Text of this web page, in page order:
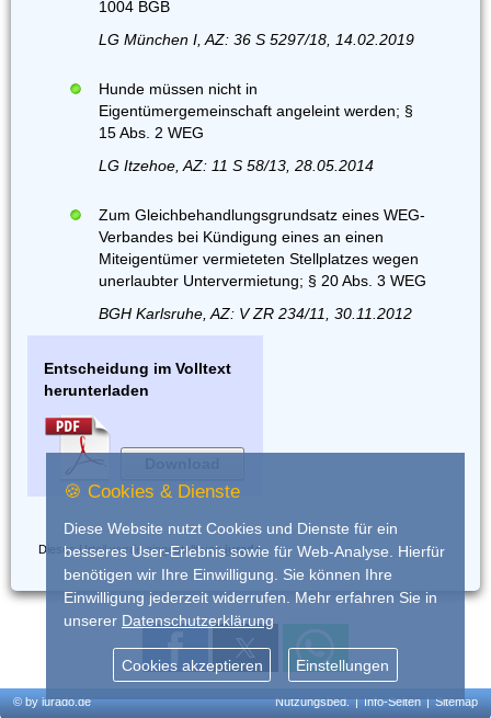
1004 BGB
LG München I, AZ: 36 S 5297/18, 14.02.2019
Hunde müssen nicht in
Eigentümergemeinschaft angeleint werden; §
15 Abs. 2 WEG
LG Itzehoe, AZ: 11 S 58/13, 28.05.2014
Zum Gleichbehandlungsgrundsatz eines WEG-
Verbandes bei Kündigung eines an einen
Miteigentümer vermieteten Stellplatzes wegen
unerlaubter Untervermietung; § 20 Abs. 3 WEG
BGH Karlsruhe, AZ: V ZR 234/11, 30.11.2012
Entscheidung im Volltext
herunterladen
Dieses Urteil wurde eingestellt voniurado
© by iurado.de Sitemap
|
Info-Seiten
|
Nutzungsbed.
🍪 Cookies & Dienste
Diese Website nutzt Cookies und Dienste für ein
besseres User-Erlebnis sowie für Web-Analyse. Hierfür
benötigen wir Ihre Einwilligung. Sie können Ihre
Einwilligung jederzeit widerrufen. Mehr erfahren Sie in
unserer Datenschutzerklärung
Cookies akzeptieren Einstellungen